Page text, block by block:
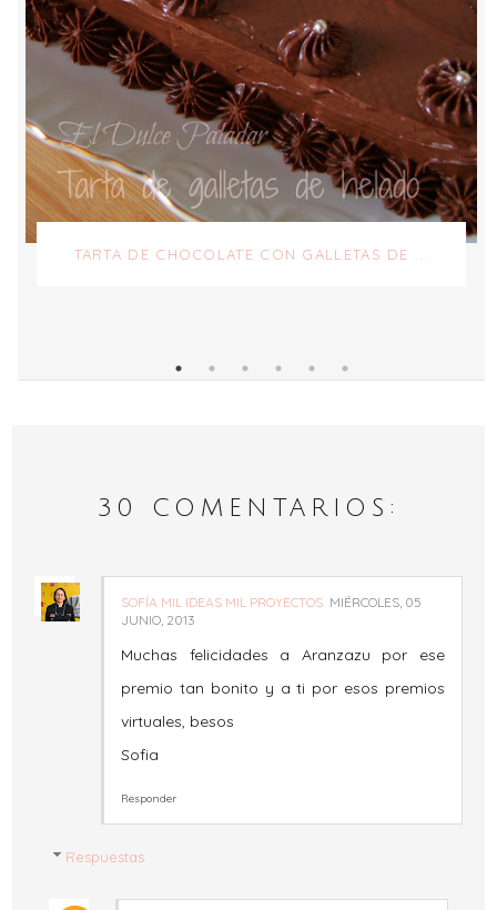
TARTA DE CHOCOLATE CON GALLETAS DE ...
30 COMENTARIOS:
SOFÍA MIL IDEAS MIL PROYECTOS MIÉRCOLES, 05
JUNIO, 2013
Muchas felicidades a Aranzazu por ese
premio tan bonito y a ti por esos premios
virtuales, besos
Sofia
Responder
Respuestas